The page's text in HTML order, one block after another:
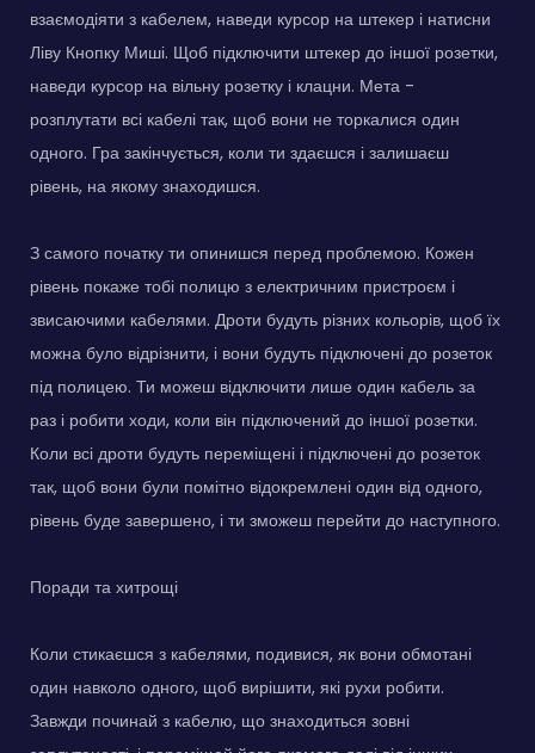
взаємодіяти з кабелем, наведи курсор на штекер і натисни
Ліву Кнопку Миші. Щоб підключити штекер до іншої розетки,
наведи курсор на вільну розетку і клацни. Мета -
розплутати всі кабелі так, щоб вони не торкалися один
одного. Гра закінчується, коли ти здаєшся і залишаєш
рівень, на якому знаходишся.
З самого початку ти опинишся перед проблемою. Кожен
рівень покаже тобі полицю з електричним пристроєм і
звисаючими кабелями. Дроти будуть різних кольорів, щоб їх
можна було відрізнити, і вони будуть підключені до розеток
під полицею. Ти можеш відключити лише один кабель за
раз і робити ходи, коли він підключений до іншої розетки.
Коли всі дроти будуть переміщені і підключені до розеток
так, щоб вони були помітно відокремлені один від одного,
рівень буде завершено, і ти зможеш перейти до наступного.
Поради та хитрощі
Коли стикаєшся з кабелями, подивися, як вони обмотані
один навколо одного, щоб вирішити, які рухи робити.
Завжди починай з кабелю, що знаходиться зовні